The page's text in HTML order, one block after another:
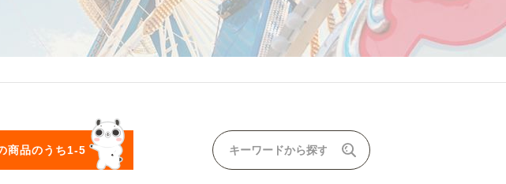
オリジナルオーダーについて
お支払方法
商品のうち1-5